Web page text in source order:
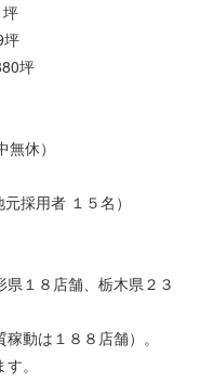
坪
坪
坪
休）
採用者 １５名）
１８店舗、栃木県２３
動は１８８店舗）。
。